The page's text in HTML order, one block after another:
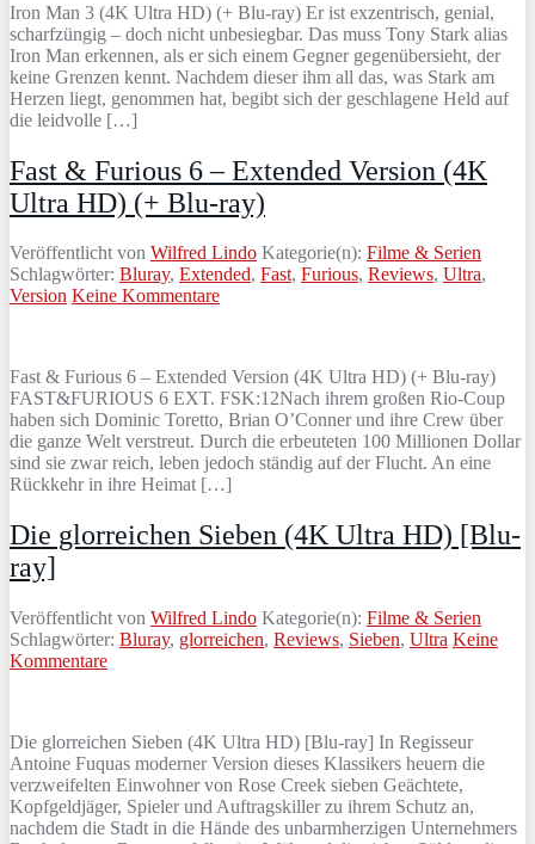
Iron Man 3 (4K Ultra HD) (+ Blu-ray) Er ist exzentrisch, genial,
scharfzüngig – doch nicht unbesiegbar. Das muss Tony Stark alias
Iron Man erkennen, als er sich einem Gegner gegenübersieht, der
keine Grenzen kennt. Nachdem dieser ihm all das, was Stark am
Herzen liegt, genommen hat, begibt sich der geschlagene Held auf
die leidvolle […]
Fast & Furious 6 – Extended Version (4K
Ultra HD) (+ Blu-ray)
Veröffentlicht von Wilfred Lindo Kategorie(n): Filme & Serien
Schlagwörter: Bluray, Extended, Fast, Furious, Reviews, Ultra,
Version Keine Kommentare
Fast & Furious 6 – Extended Version (4K Ultra HD) (+ Blu-ray)
FAST&FURIOUS 6 EXT. FSK:12Nach ihrem großen Rio-Coup
haben sich Dominic Toretto, Brian O’Conner und ihre Crew über
die ganze Welt verstreut. Durch die erbeuteten 100 Millionen Dollar
sind sie zwar reich, leben jedoch ständig auf der Flucht. An eine
Rückkehr in ihre Heimat […]
Die glorreichen Sieben (4K Ultra HD) [Blu-
ray]
Veröffentlicht von Wilfred Lindo Kategorie(n): Filme & Serien
Schlagwörter: Bluray, glorreichen, Reviews, Sieben, Ultra Keine
Kommentare
Die glorreichen Sieben (4K Ultra HD) [Blu-ray] In Regisseur
Antoine Fuquas moderner Version dieses Klassikers heuern die
verzweifelten Einwohner von Rose Creek sieben Geächtete,
Kopfgeldjäger, Spieler und Auftragskiller zu ihrem Schutz an,
nachdem die Stadt in die Hände des unbarmherzigen Unternehmers